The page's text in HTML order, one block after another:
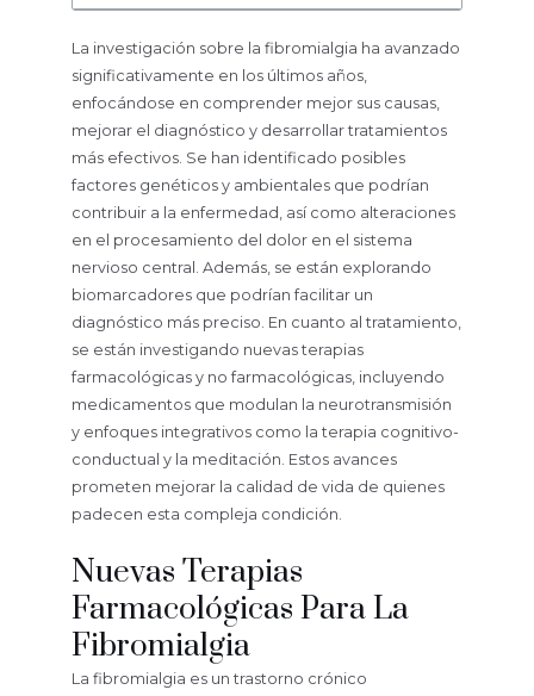
La investigación sobre la fibromialgia ha avanzado
significativamente en los últimos años,
enfocándose en comprender mejor sus causas,
mejorar el diagnóstico y desarrollar tratamientos
más efectivos. Se han identificado posibles
factores genéticos y ambientales que podrían
contribuir a la enfermedad, así como alteraciones
en el procesamiento del dolor en el sistema
nervioso central. Además, se están explorando
biomarcadores que podrían facilitar un
diagnóstico más preciso. En cuanto al tratamiento,
se están investigando nuevas terapias
farmacológicas y no farmacológicas, incluyendo
medicamentos que modulan la neurotransmisión
y enfoques integrativos como la terapia cognitivo-
conductual y la meditación. Estos avances
prometen mejorar la calidad de vida de quienes
padecen esta compleja condición.
Nuevas Terapias
Farmacológicas Para La
Fibromialgia
La fibromialgia es un trastorno crónico